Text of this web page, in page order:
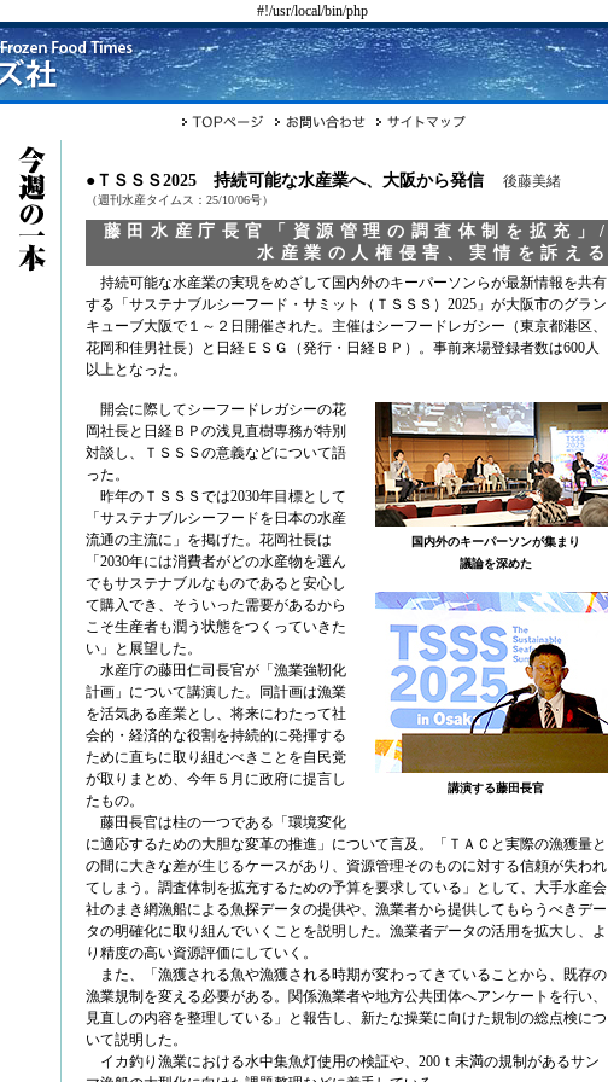
#!/usr/local/bin/php
●ＴＳＳＳ2025 持続可能な水産業へ、大阪から発信 後藤美緒
（週刊水産タイムス：25/10/06号）
藤田水産庁長官「資源管理の調査体制を拡充」/
水産業の人権侵害、実情を訴える
持続可能な水産業の実現をめざして国内外のキーパーソンらが最新情報を共有
する「サステナブルシーフード・サミット（ＴＳＳＳ）2025」が大阪市のグラン
キューブ大阪で１～２日開催された。主催はシーフードレガシー（東京都港区、
花岡和佳男社長）と日経ＥＳＧ（発行・日経ＢＰ）。事前来場登録者数は600人
以上となった。
国内外のキーパーソンが集まり
議論を深めた
講演する藤田長官
開会に際してシーフードレガシーの花
岡社長と日経ＢＰの浅見直樹専務が特別
対談し、ＴＳＳＳの意義などについて語
った。
昨年のＴＳＳＳでは2030年目標として
「サステナブルシーフードを日本の水産
流通の主流に」を掲げた。花岡社長は
「2030年には消費者がどの水産物を選ん
でもサステナブルなものであると安心し
て購入でき、そういった需要があるから
こそ生産者も潤う状態をつくっていきた
い」と展望した。
水産庁の藤田仁司長官が「漁業強靭化
計画」について講演した。同計画は漁業
を活気ある産業とし、将来にわたって社
会的・経済的な役割を持続的に発揮する
ために直ちに取り組むべきことを自民党
が取りまとめ、今年５月に政府に提言し
たもの。
藤田長官は柱の一つである「環境変化
に適応するための大胆な変革の推進」について言及。「ＴＡＣと実際の漁獲量と
の間に大きな差が生じるケースがあり、資源管理そのものに対する信頼が失われ
てしまう。調査体制を拡充するための予算を要求している」として、大手水産会
社のまき網漁船による魚探データの提供や、漁業者から提供してもらうべきデー
タの明確化に取り組んでいくことを説明した。漁業者データの活用を拡大し、よ
り精度の高い資源評価にしていく。
また、「漁獲される魚や漁獲される時期が変わってきていることから、既存の
漁業規制を変える必要がある。関係漁業者や地方公共団体へアンケートを行い、
見直しの内容を整理している」と報告し、新たな操業に向けた規制の総点検につ
いて説明した。
イカ釣り漁業における水中集魚灯使用の検証や、200ｔ未満の規制があるサン